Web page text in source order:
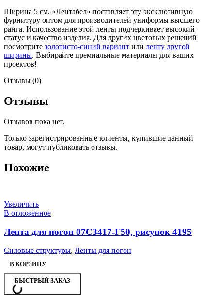
Ширина 5 см. «Лентабел» поставляет эту эксклюзивную
фурнитуру оптом для производителей униформы высшего
ранга. Использование этой ленты подчеркивает высокий
статус и качество изделия. Для других цветовых решений
посмотрите золотисто-синий вариант или ленту другой
ширины. Выбирайте премиальные материалы для ваших
проектов!
Отзывы (0)
Отзывы
Отзывов пока нет.
Только зарегистрированные клиенты, купившие данный
товар, могут публиковать отзывы.
Похожие
Увеличить
В отложенное
Лента для погон 07С3417-Г50, рисунок 4195
Силовые структуры, Ленты для погон
В КОРЗИНУ
БЫСТРЫЙ ЗАКАЗ